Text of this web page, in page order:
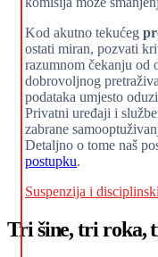
Kod akutno tekućeg
ostati miran, pozvati
razumnom čekanju od
dobrovoljnog
podataka umjesto
Privatni uređaji i
zabrane
Detaljno o tome naš
postupku.
Suspenzija i
Tri šine, tri roka,